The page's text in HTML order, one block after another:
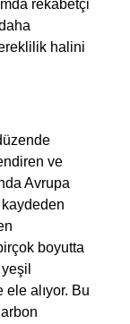
rekabetçi
halini
ve
Avrupa
kaydeden
boyutta
ele alıyor. Bu